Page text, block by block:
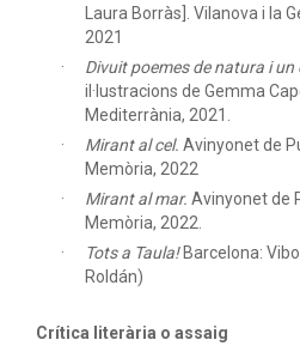
Laura Borràs]. Vilanova i la
2021
Divuit poemes de natura i
il·lustracions de Gemma
Mediterrània, 2021.
Mirant al cel. Avinyonet de
Memòria, 2022
Mirant al mar. Avinyonet de
Memòria, 2022.
Tots a Taula! Barcelona:
Roldán)
Crítica literària o assaig